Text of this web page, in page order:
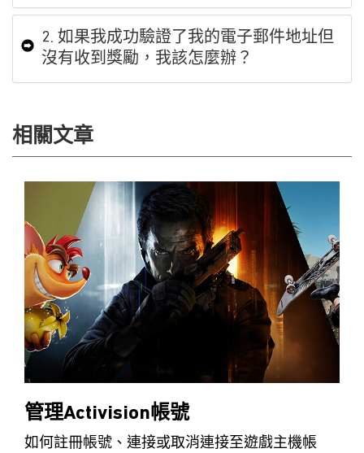
2. 如果我成功驗證了我的電子郵件地址但
沒有收到獎勵，我該怎麼辦？
相關文章
管理Activision帳號
如何註冊帳號、連接或取消連接至遊戲主機帳